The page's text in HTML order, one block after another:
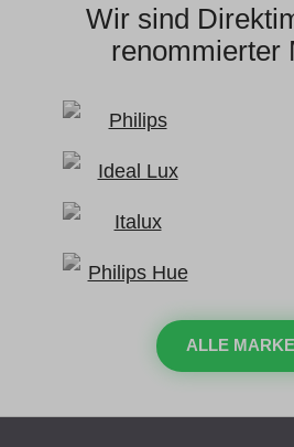
Wir sind
renommierter
ALLE